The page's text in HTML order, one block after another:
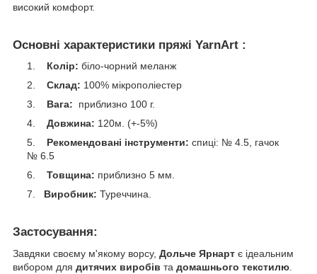
високий комфорт.
Основні характеристики пряжі YarnArt :
Колір: біло-чорний меланж
Склад: 100% мікрополіестер
Вага: приблизно 100 г.
Довжина: 120м. (+-5%)
Рекомендовані інструменти: спиці: № 4.5, гачок
№ 6.5
Товщина: приблизно 5 мм.
Виробник: Туреччина.
Застосування:
Завдяки своєму м'якому ворсу, Дольче Ярнарт є ідеальним
вибором для дитячих виробів та домашнього текстилю